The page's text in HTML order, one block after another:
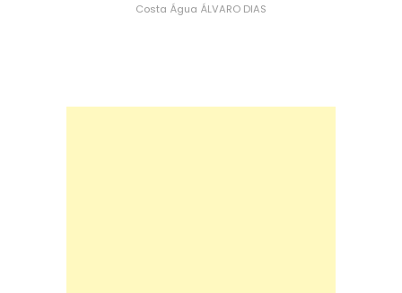
Costa Água ÁLVARO DIAS